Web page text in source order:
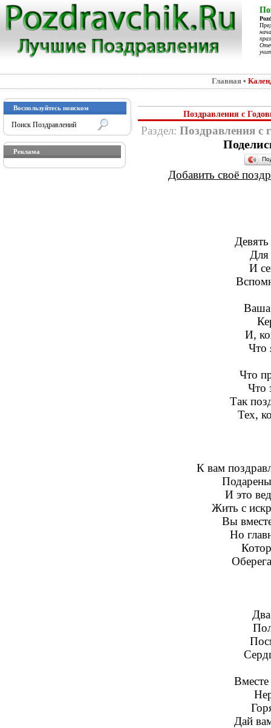
Главная •
Воспользуйтесь поиском
Реклама
Поздравления с
Раздел: Поздравления с
Добавить своё
Для
И
Ваша
И,
Что
Что
Что
Так
Тех,
К вам
И это
Жить с
Вы
Но
Вместе
Дай